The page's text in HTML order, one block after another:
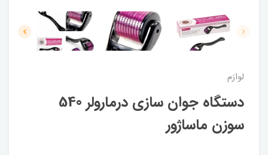
لوازم
دستگاه جوان سازی درمارولر 540
سوزن ماساژور